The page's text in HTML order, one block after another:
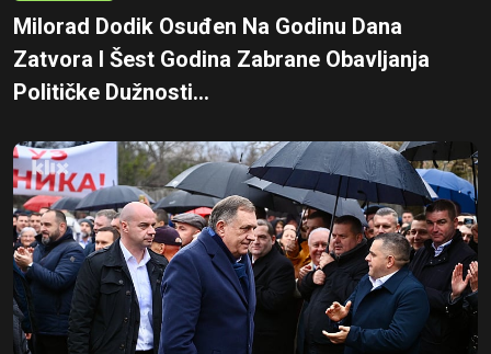
Milorad Dodik Osuđen Na Godinu Dana
Zatvora I Šest Godina Zabrane Obavljanja
Političke Dužnosti...